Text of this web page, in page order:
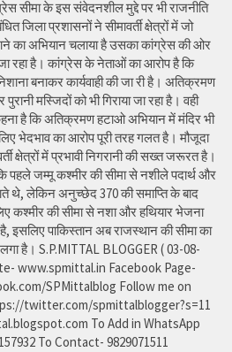
सीमा के इस संवेदनशील मुद्दे पर भी राजनीति
जिला प्रशासनों ने सीमावर्ती क्षेत्रों में जो
का अभियान चलाया है उसका कांग्रेस की ओर
जा रहा है। कांग्रेस के नेताओं का आरोप है कि
बनाकर कार्यवाही की जा री है। अतिक्रमण
मस्जिदों को भी गिराया जा रहा है। वही
है कि अतिक्रमण हटाओ अभियान में मंदिर भी
भेदभाव का आरोप पूरी तरह गलत है। मौजूदा
क्षेत्रों में प्रभावी निगरानी की सख्त जरूरत है।
पहले जम्मू कश्मीर की सीमा से नशीले पदार्थ और
थे, लेकिन अनुच्छेद 370 की समाप्ति के बाद
कश्मीर की सीमा से नशा और हथियार भेजना
इसलिए पाकिस्तान अब राजस्थान की सीमा का
है। S.P.MITTAL BLOGGER ( 03-08-
www.spmittal.in Facebook Page-
SPMittalblog Follow me on
twitter.com/spmittalblogger?s=11
To Add in WhatsApp
To Contact- 9829071511